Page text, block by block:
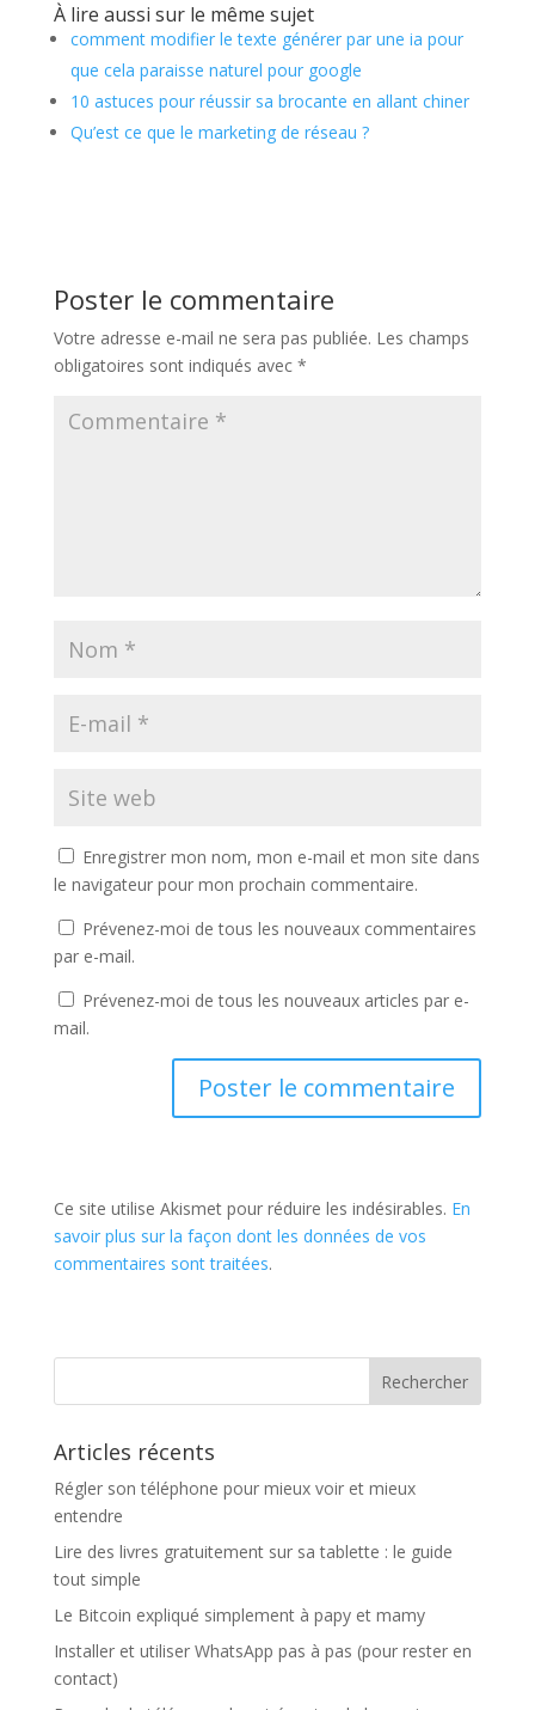
À lire aussi sur le même sujet
comment modifier le texte générer par une ia pour
que cela paraisse naturel pour google
10 astuces pour réussir sa brocante en allant chiner
Qu’est ce que le marketing de réseau ?
Poster le commentaire
Votre adresse e-mail ne sera pas publiée. Les champs
obligatoires sont indiqués avec *
Enregistrer mon nom, mon e-mail et mon site dans
le navigateur pour mon prochain commentaire.
Prévenez-moi de tous les nouveaux commentaires
par e-mail.
Prévenez-moi de tous les nouveaux articles par e-
mail.
Ce site utilise Akismet pour réduire les indésirables. En
savoir plus sur la façon dont les données de vos
commentaires sont traitées.
Articles récents
Régler son téléphone pour mieux voir et mieux
entendre
Lire des livres gratuitement sur sa tablette : le guide
tout simple
Le Bitcoin expliqué simplement à papy et mamy
Installer et utiliser WhatsApp pas à pas (pour rester en
contact)